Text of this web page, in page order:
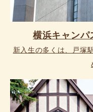
横浜キャンパ
新入生の多くは、戸塚